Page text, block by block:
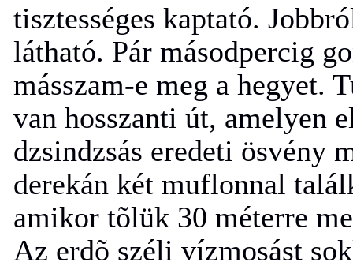
tisztességes kaptató.
látható. Pár másodpercig
másszam-e meg a hegyet.
van hosszanti út, amelyen
dzsindzsás eredeti ösvény
derekán két muflonnal
amikor tõlük 30 méterre
Az erdõ széli vízmosást